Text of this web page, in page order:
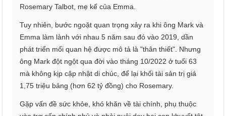
Rosemary Talbot, mẹ kế của Emma.
Tuy nhiên, bước ngoặt quan trọng xảy ra khi ông Mark và
Emma làm lành với nhau 5 năm sau đó vào 2019, dần
phát triển mối quan hệ được mô tả là "thân thiết". Nhưng
ông Mark đột ngột qua đời vào tháng 10/2022 ở tuổi 63
mà không kịp cập nhật di chúc, để lại khối tài sản trị giá
1,75 triệu bảng (hơn 62 tỷ đồng) cho Rosemary.
Gặp vấn đề sức khỏe, khó khăn về tài chính, phụ thuộc